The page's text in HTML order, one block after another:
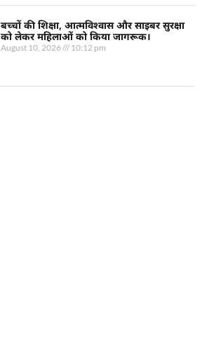
बच्चों की शिक्षा, आत्मविश्वास और साइबर सुरक्षा
को लेकर महिलाओं को किया जागरूक।
August 10, 2026 10:12 pm